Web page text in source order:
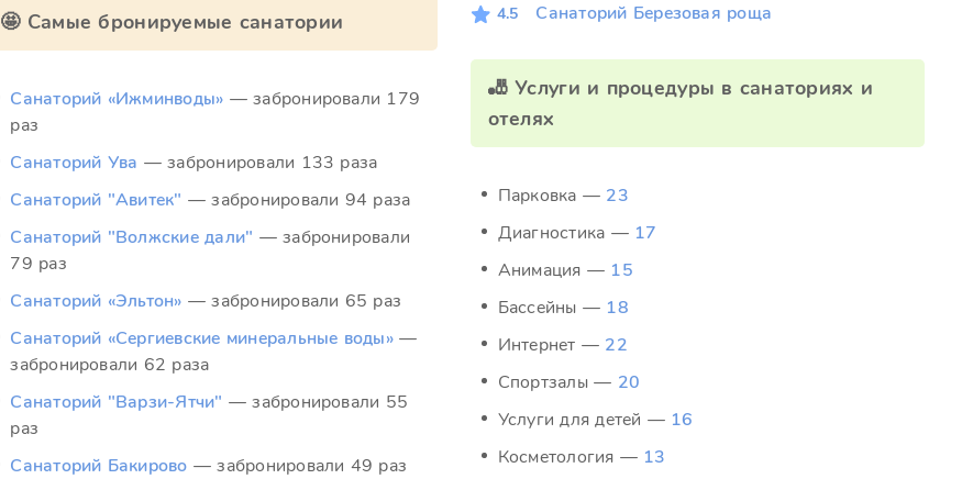
🤩 Самые бронируемые санатории
Санаторий «Ижминводы» — забронировали 179
раз
Санаторий Ува — забронировали 133 раза
Санаторий "Авитек" — забронировали 94 раза
Санаторий "Волжские дали" — забронировали
79 раз
Санаторий «Эльтон» — забронировали 65 раз
Санаторий «Сергиевские минеральные воды» —
забронировали 62 раза
Санаторий "Варзи-Ятчи" — забронировали 55
раз
Санаторий Бакирово — забронировали 49 раз
4.5 Санаторий Березовая роща
🎳 Услуги и процедуры в санаториях и
отелях
Парковка — 23
Диагностика — 17
Анимация — 15
Бассейны — 18
Интернет — 22
Спортзалы — 20
Услуги для детей — 16
Косметология — 13